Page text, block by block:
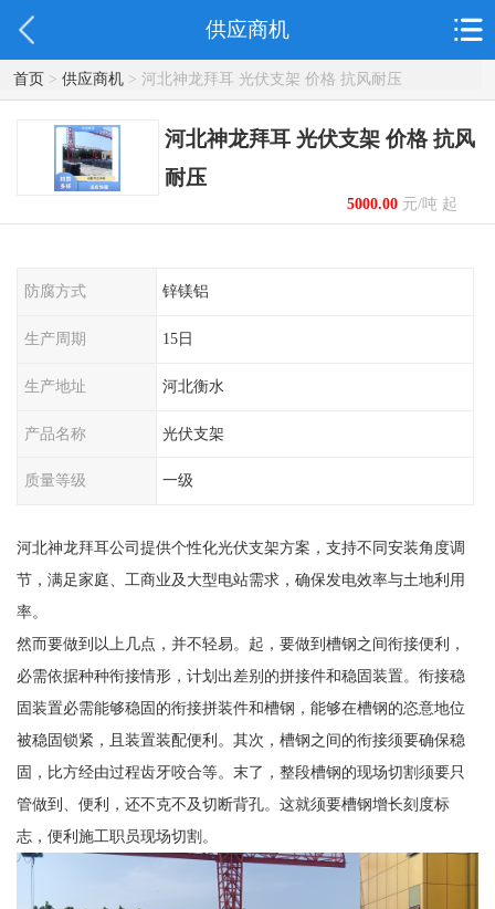
供应商机
首页> 供应商机> 河北神龙拜耳 光伏支架 价格 抗风耐压
河北神龙拜耳 光伏支架 价格 抗风
耐压
5000.00元/吨 起
防腐方式 锌镁铝
生产周期 15日
生产地址 河北衡水
产品名称 光伏支架
质量等级 一级
河北神龙拜耳公司提供个性化光伏支架方案，支持不同安装角度调
节，满足家庭、工商业及大型电站需求，确保发电效率与土地利用
率。
然而要做到以上几点，并不轻易。起，要做到槽钢之间衔接便利，
必需依据种种衔接情形，计划出差别的拼接件和稳固装置。衔接稳
固装置必需能够稳固的衔接拼装件和槽钢，能够在槽钢的恣意地位
被稳固锁紧，且装置装配便利。其次，槽钢之间的衔接须要确保稳
固，比方经由过程齿牙咬合等。末了，整段槽钢的现场切割须要只
管做到、便利，还不克不及切断背孔。这就须要槽钢增长刻度标
志，便利施工职员现场切割。